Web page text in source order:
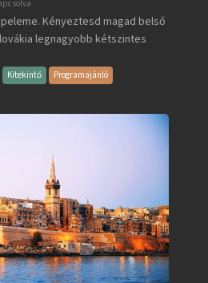
Kényeztesd magad belső
legnagyobb kétszintes
Kitekintő
Programajánló